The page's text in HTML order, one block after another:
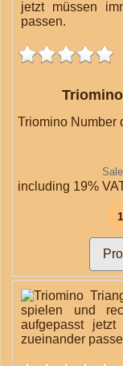
Triomino Number
including 19%